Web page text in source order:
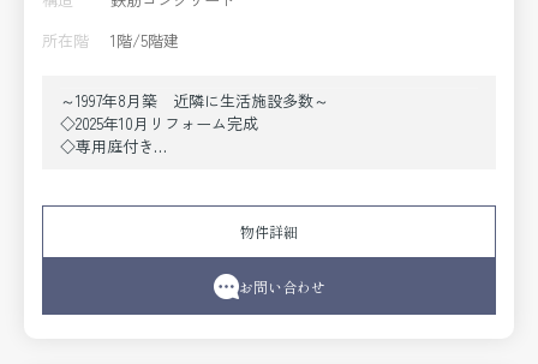
所在階
1階/5階建
～1997年8月築 近隣に生活施設多数～
◇2025年10月リフォーム完成
◇専用庭付き
◇スーパーが近い
◇システムキッチン新調
物件詳細
お問い合わせ